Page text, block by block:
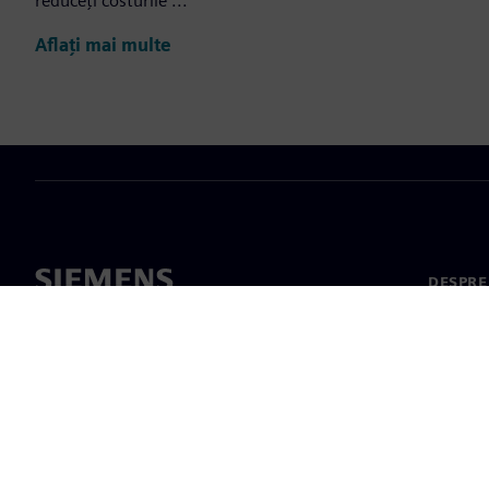
Aflați mai multe